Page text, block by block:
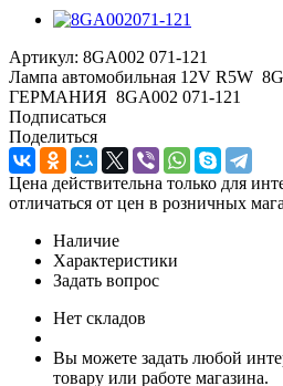
Артикул: 8GA002 071-121
Лампа автомобильная 12V R5W
ГЕРМАНИЯ 8GA002 071-121
Подписаться
Поделиться
Цена действительна только для
отличаться от цен в розничных
Наличие
Характеристики
Задать вопрос
Нет складов
Вы можете задать любой
товару или работе магазина.